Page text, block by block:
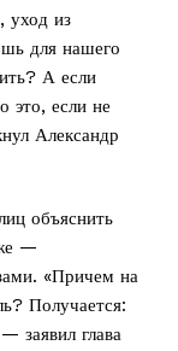
уход из
для нашего
А если
это, если не
Александр
объяснить
—
«Причем на
Получается:
заявил глава